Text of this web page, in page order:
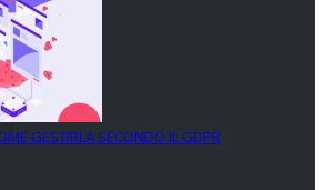
GESTIRLA SECONDO IL GDPR